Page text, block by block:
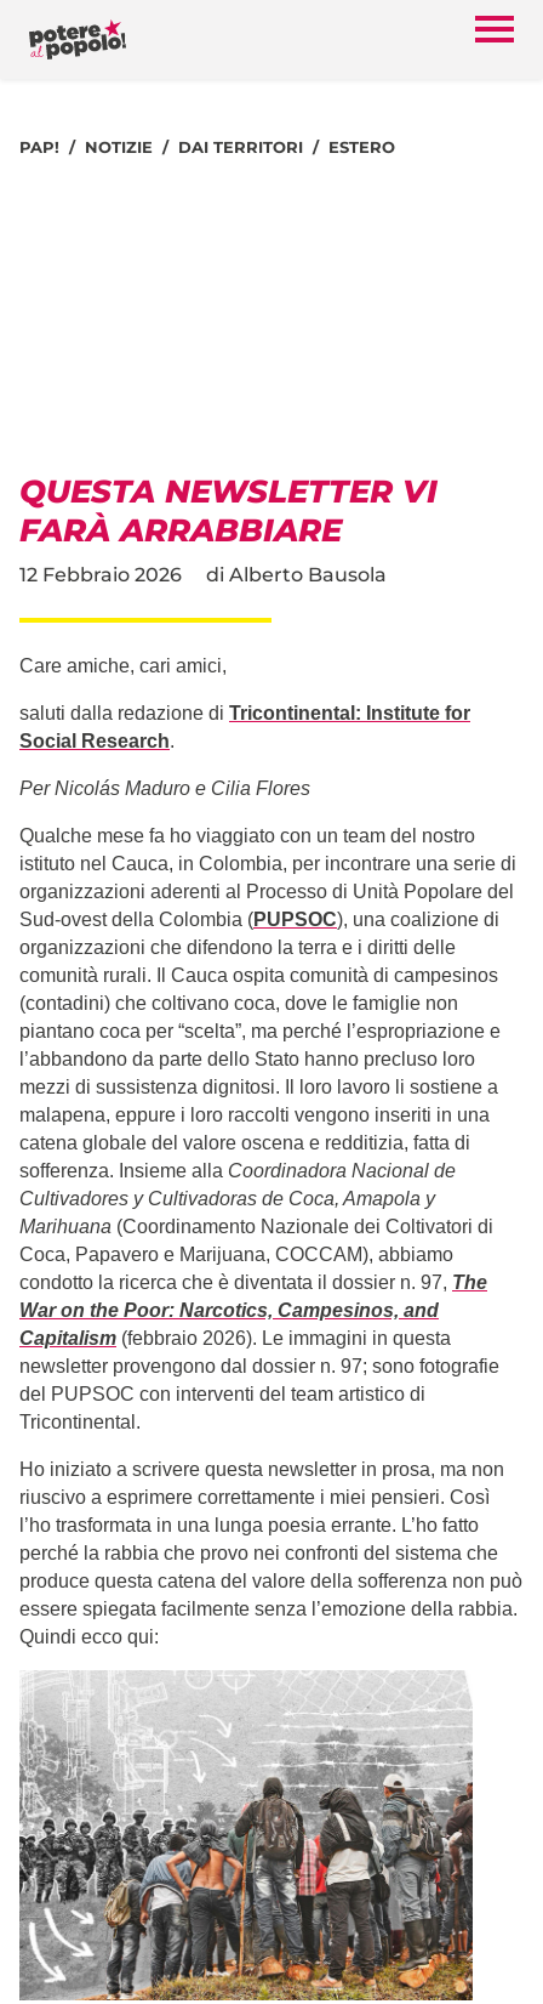
PAP! NOTIZIE DAI TERRITORI ESTERO
QUESTA NEWSLETTER VI
FARÀ ARRABBIARE
12 Febbraio 2026 di Alberto Bausola
Care amiche, cari amici,
saluti dalla redazione di Tricontinental: Institute for
Social Research.
Per Nicolás Maduro e Cilia Flores
Qualche mese fa ho viaggiato con un team del nostro
istituto nel Cauca, in Colombia, per incontrare una serie di
organizzazioni aderenti al Processo di Unità Popolare del
Sud-ovest della Colombia (PUPSOC), una coalizione di
organizzazioni che difendono la terra e i diritti delle
comunità rurali. Il Cauca ospita comunità di campesinos
(contadini) che coltivano coca, dove le famiglie non
piantano coca per “scelta”, ma perché l’espropriazione e
l’abbandono da parte dello Stato hanno precluso loro
mezzi di sussistenza dignitosi. Il loro lavoro li sostiene a
malapena, eppure i loro raccolti vengono inseriti in una
catena globale del valore oscena e redditizia, fatta di
sofferenza. Insieme alla Coordinadora Nacional de
Cultivadores y Cultivadoras de Coca, Amapola y
Marihuana (Coordinamento Nazionale dei Coltivatori di
Coca, Papavero e Marijuana, COCCAM), abbiamo
condotto la ricerca che è diventata il dossier n. 97, The
War on the Poor: Narcotics, Campesinos, and
Capitalism (febbraio 2026). Le immagini in questa
newsletter provengono dal dossier n. 97; sono fotografie
del PUPSOC con interventi del team artistico di
Tricontinental.
Ho iniziato a scrivere questa newsletter in prosa, ma non
riuscivo a esprimere correttamente i miei pensieri. Così
l’ho trasformata in una lunga poesia errante. L’ho fatto
perché la rabbia che provo nei confronti del sistema che
produce questa catena del valore della sofferenza non può
essere spiegata facilmente senza l’emozione della rabbia.
Quindi ecco qui: